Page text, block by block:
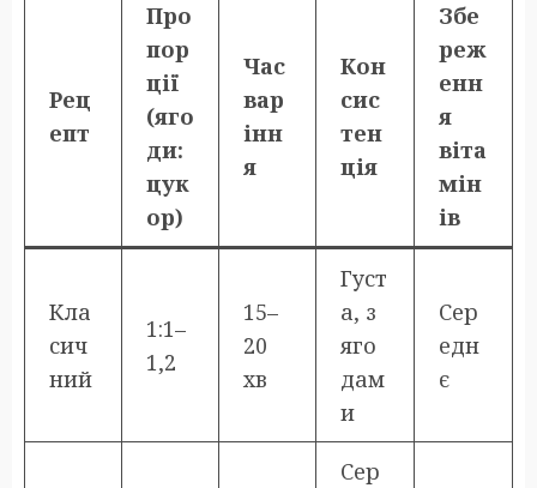
Рец
епт
Про
пор
ції
(яго
ди:
цук
ор)
Час
вар
інн
я
Кон
сис
тен
ція
Збе
реж
енн
я
віта
мін
ів
Кла
сич
ний
1:1–
1,2
15–
20
хв
Густ
а, з
яго
дам
и
Сер
едн
є
Сер